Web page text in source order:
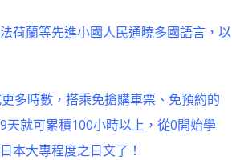
荷蘭等先進小國人民通曉多國語言，以
多時數，搭乘免搶購車票、免預約的
就可累積100小時以上，從0開始學
本大專程度之日文了！